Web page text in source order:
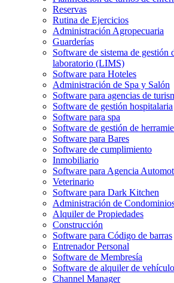
Reservas
Rutina de Ejercicios
Administración Agropecuaria
Guarderías
Software de sistema de gestión
laboratorio (LIMS)
Software para Hoteles
Administración de Spa y Salón
Software para agencias de
Software de gestión hospitalaria
Software para spa
Software de gestión de
Software para Bares
Software de cumplimiento
Inmobiliario
Software para Agencia
Veterinario
Software para Dark Kitchen
Administración de
Alquiler de Propiedades
Construcción
Software para Código de barras
Entrenador Personal
Software de Membresía
Software de alquiler de
Channel Manager